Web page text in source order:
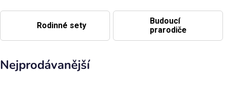
Rodinné sety
Budoucí
prarodiče
Nejprodávanější